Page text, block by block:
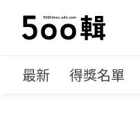
最新 得獎名單